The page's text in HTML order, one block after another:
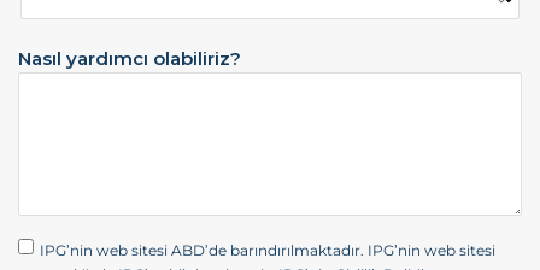
1
Nasıl yardımcı olabiliriz?
IPG’nin web sitesi ABD’de barındırılmaktadır. IPG’nin web sitesi